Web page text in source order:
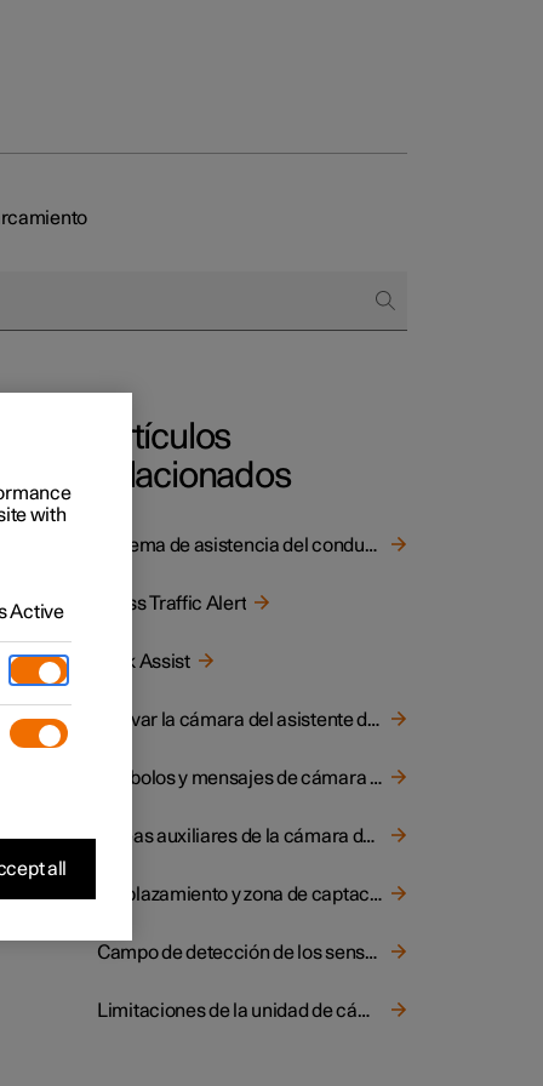
de
Artículos
relacionados
Sistema de asistencia del conductor
Cross Traffic Alert
Park Assist
Activar la cámara del asistente de aparcamiento
Símbolos y mensajes de cámara de asistente de aparcamiento
Líneas auxiliares de la cámara de aparcamiento
Emplazamiento y zona de captación de las cámaras del asistente de aparcamiento
Campo de detección de los sensores del aparcamiento asistido
Limitaciones de la unidad de cámara y radar
with
Active
all